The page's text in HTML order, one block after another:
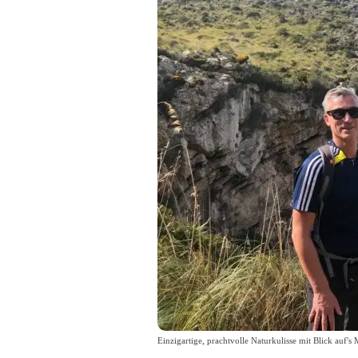
Einzigartige, prachtvolle Naturkulisse mit Blick auf's